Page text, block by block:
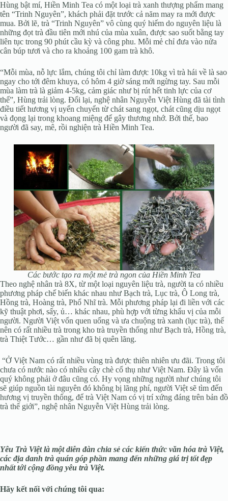
Hùng bật mí, Hiền Minh Tea có một loại trà xanh thượng phẩm mang
tên “Trinh Nguyên”, khách phải đặt trước cả năm may ra mới được
mua. Bởi lẽ, trà “Trinh Nguyên” vô cùng quý hiếm do nguyên liệu là
những đọt trà đầu tiên mới nhú của mùa xuân, được sao suốt bằng tay
liên tục trong 90 phút cầu kỳ và công phu. Mỗi mẻ chỉ đưa vào nửa
cân búp tươi và cho ra khoảng 100 gam trà khô.
“Mỗi mùa, nỗ lực lắm, chúng tôi chỉ làm được 10kg vì trà hái về là sao
ngay cho tới đêm khuya, có hôm 4 giờ sáng mới ngừng tay. Sau mỗi
mùa làm trà là giảm 4-5kg, cảm giác như bị rút hết tinh lực của cơ
thể”, Hùng trải lòng. Đổi lại, nghệ nhân Nguyễn Việt Hùng đã tài tình
điều tiết hương vị uyển chuyển từ chát sang ngọt, chát cũng dịu ngọt
và đọng lại trong khoang miệng để gây thương nhớ. Bởi thế, bao
người đã say, mê, rồi nghiện trà Hiền Minh Tea.
Các bước tạo ra một mẻ trà ngon của Hiền Minh Tea
Theo nghệ nhân trà 8X, từ một loại nguyên liệu trà, người ta có nhiều
phương pháp chế biến khác nhau như Bạch trà, Lục trà, Ô Long trà,
Hồng trà, Hoàng trà, Phổ Nhĩ trà. Mỗi phương pháp lại đi liền với các
kỹ thuật phơi, sấy, ủ… khác nhau, phù hợp với từng khẩu vị của mỗi
người. Người Việt vốn quen uống và ưa chuộng trà xanh (lục trà), thế
nên có rất nhiều trà trong kho trà truyền thống như Bạch trà, Hồng trà,
trà Thiệt Tước… gần như đã bị quên lãng.
“Ở Việt Nam có rất nhiều vùng trà được thiên nhiên ưu đãi. Trong tôi
chưa có nước nào có nhiều cây chè cổ thụ như Việt Nam. Đây là vốn
quý không phải ở đâu cũng có. Hy vọng những người như chúng tôi
sẽ giúp nguồn tài nguyên đó không bị lãng phí, người Việt sẽ tìm đến
hương vị truyền thống, để trà Việt Nam có vị trí xứng đáng trên bản đồ
trà thế giới”, nghệ nhân Nguyễn Việt Hùng trải lòng.
Yêu Trà Việt là một diễn đàn chia sẻ các kiến thức văn hóa trà Việt,
các địa danh trà quán góp phần mang đến những giá trị tốt đẹp
nhất tới cộng đồng yêu trà Việt.
Hãy kết nối với chúng tôi qua: